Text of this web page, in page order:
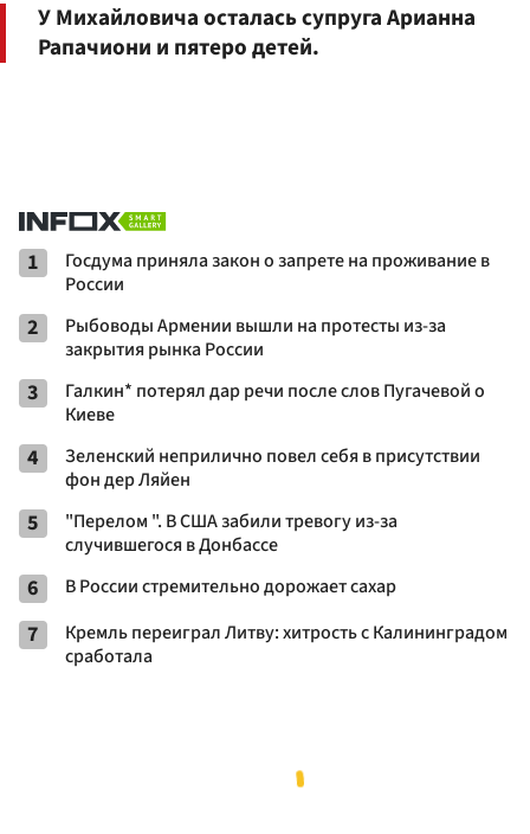
У Михайловича осталась супруга Арианна
Рапачиони и пятеро детей.
1
Госдума приняла закон о запрете на проживание в
России
2
Рыбоводы Армении вышли на протесты из-за
закрытия рынка России
3
Галкин* потерял дар речи после слов Пугачевой о
Киеве
4
Зеленский неприлично повел cебя в присутствии
фон дер Ляйен
5
"Перелом ". В США забили тревогу из-за
случившегося в Донбассе
6 В России стремительно дорожает сахар
7
Кремль переиграл Литву: хитрость с Калининградом
сработала